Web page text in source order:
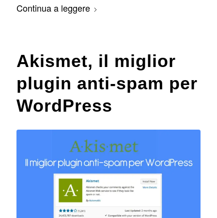
Continua a leggere
Akismet, il miglior
plugin anti-spam per
WordPress